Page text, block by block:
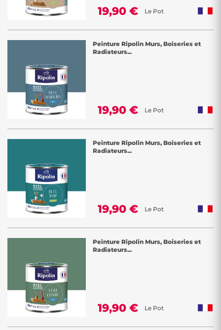
19,90 € Le Pot
Peinture Ripolin Murs, Boiseries et
Radiateurs...
19,90 € Le Pot
Peinture Ripolin Murs, Boiseries et
Radiateurs...
19,90 € Le Pot
Peinture Ripolin Murs, Boiseries et
Radiateurs...
19,90 € Le Pot